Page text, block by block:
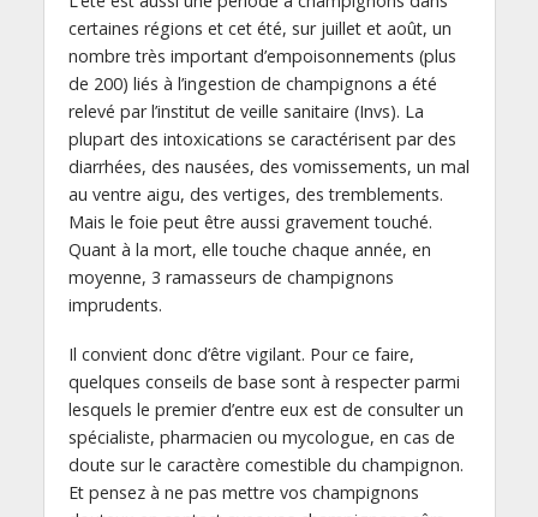
certaines régions et cet été, sur juillet et août, un
nombre très important d’empoisonnements (plus
de 200) liés à l’ingestion de champignons a été
relevé par l’institut de veille sanitaire (Invs). La
plupart des intoxications se caractérisent par des
diarrhées, des nausées, des vomissements, un mal
au ventre aigu, des vertiges, des tremblements.
Mais le foie peut être aussi gravement touché.
Quant à la mort, elle touche chaque année, en
moyenne, 3 ramasseurs de champignons
imprudents.
Il convient donc d’être vigilant. Pour ce faire,
quelques conseils de base sont à respecter parmi
lesquels le premier d’entre eux est de consulter un
spécialiste, pharmacien ou mycologue, en cas de
doute sur le caractère comestible du champignon.
Et pensez à ne pas mettre vos champignons